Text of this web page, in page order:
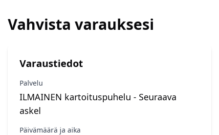
Vahvista varauksesi
Varaustiedot
Palvelu
ILMAINEN kartoituspuhelu - Seuraava
askel
Päivämäärä ja aika